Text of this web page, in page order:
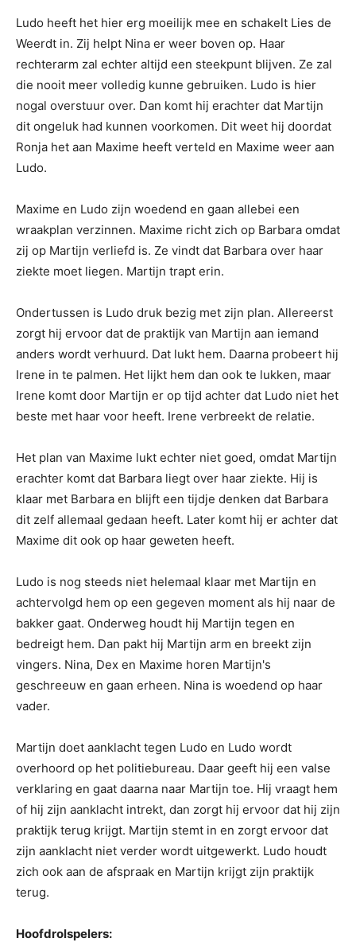
Ludo heeft het hier erg moeilijk mee en schakelt Lies de
Weerdt in. Zij helpt Nina er weer boven op. Haar
rechterarm zal echter altijd een steekpunt blijven. Ze zal
die nooit meer volledig kunne gebruiken. Ludo is hier
nogal overstuur over. Dan komt hij erachter dat Martijn
dit ongeluk had kunnen voorkomen. Dit weet hij doordat
Ronja het aan Maxime heeft verteld en Maxime weer aan
Ludo.
Maxime en Ludo zijn woedend en gaan allebei een
wraakplan verzinnen. Maxime richt zich op Barbara omdat
zij op Martijn verliefd is. Ze vindt dat Barbara over haar
ziekte moet liegen. Martijn trapt erin.
Ondertussen is Ludo druk bezig met zijn plan. Allereerst
zorgt hij ervoor dat de praktijk van Martijn aan iemand
anders wordt verhuurd. Dat lukt hem. Daarna probeert hij
Irene in te palmen. Het lijkt hem dan ook te lukken, maar
Irene komt door Martijn er op tijd achter dat Ludo niet het
beste met haar voor heeft. Irene verbreekt de relatie.
Het plan van Maxime lukt echter niet goed, omdat Martijn
erachter komt dat Barbara liegt over haar ziekte. Hij is
klaar met Barbara en blijft een tijdje denken dat Barbara
dit zelf allemaal gedaan heeft. Later komt hij er achter dat
Maxime dit ook op haar geweten heeft.
Ludo is nog steeds niet helemaal klaar met Martijn en
achtervolgd hem op een gegeven moment als hij naar de
bakker gaat. Onderweg houdt hij Martijn tegen en
bedreigt hem. Dan pakt hij Martijn arm en breekt zijn
vingers. Nina, Dex en Maxime horen Martijn's
geschreeuw en gaan erheen. Nina is woedend op haar
vader.
Martijn doet aanklacht tegen Ludo en Ludo wordt
overhoord op het politiebureau. Daar geeft hij een valse
verklaring en gaat daarna naar Martijn toe. Hij vraagt hem
of hij zijn aanklacht intrekt, dan zorgt hij ervoor dat hij zijn
praktijk terug krijgt. Martijn stemt in en zorgt ervoor dat
zijn aanklacht niet verder wordt uitgewerkt. Ludo houdt
zich ook aan de afspraak en Martijn krijgt zijn praktijk
terug.
Hoofdrolspelers: